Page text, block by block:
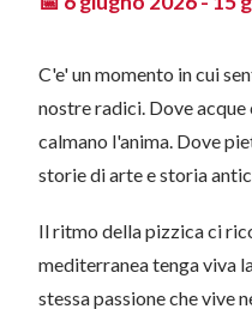
C'e' un momento in cui
nostre radici. Dove
calmano l'anima. Dove
storie di arte e storia
Il ritmo della pizzica ci
mediterranea tenga viva
stessa passione che vive